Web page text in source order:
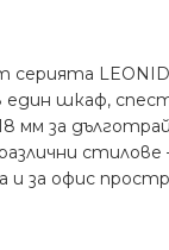
един шкаф,
мм за
стилове
и за офис